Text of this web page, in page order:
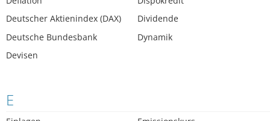
Deutscher Aktienindex (DAX)
Deutsche Bundesbank
Devisen
Dividende
Dynamik
E